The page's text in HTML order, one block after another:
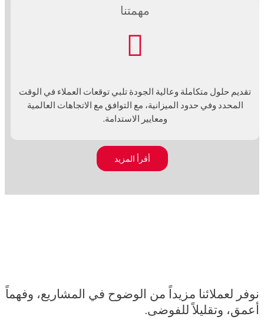
مهمتنا
تقديم حلول متكاملة وعالية الجودة تلبي توقعات العملاء في الوقت
المحدد وفي حدود الميزانية، مع التوافق مع الاتجاهات العالمية
ومعايير الاستدامة.
أقرأ المزيد
نوفر لعملائنا مزيداً من الوضوح في المشاريع، وفهماً
أعمق، وتقليلاً للفوضى.